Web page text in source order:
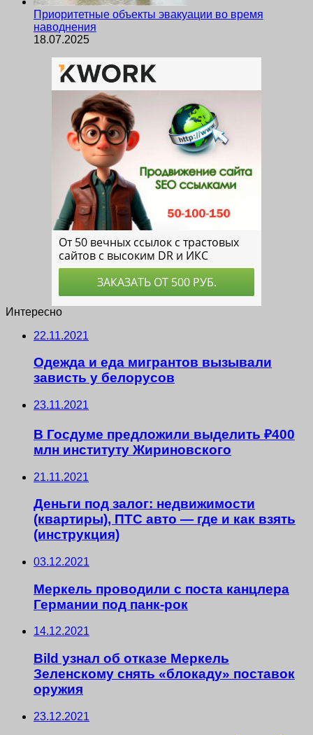
Приоритетные объекты эвакуации во время
наводнения
18.07.2025
Интересно
22.11.2021
Одежда и еда мигрантов вызывали
зависть у белорусов
23.11.2021
В Госдуме предложили выделить ₽400
млн институту Жириновского
21.11.2021
Деньги под залог: недвижимости
(квартиры), ПТС авто — где и как взять
(инструкция)
03.12.2021
Меркель проводили с поста канцлера
Германии под панк-рок
14.12.2021
Bild узнал об отказе Меркель
Зеленскому снять «блокаду» поставок
оружия
23.12.2021